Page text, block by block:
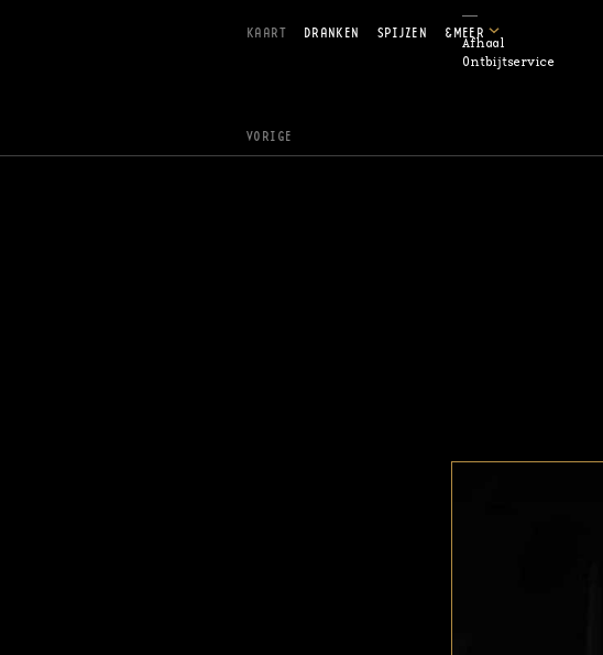
KAART DRANKEN SPIJZEN &MEER
Afhaal
Ontbijtservice
VORIGE